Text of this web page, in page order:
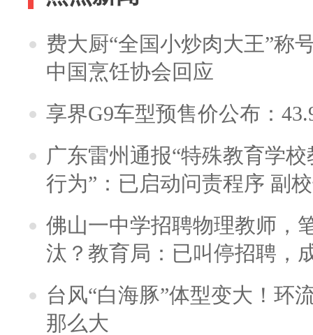
费大厨“全国小炒肉大王”称
中国烹饪协会回应
享界G9车型预售价公布：
广东雷州通报“特殊教育学
行为”：已启动问责程序 副
佛山一中学招聘物理教师，
汰？教育局：已叫停招聘，
台风“白海豚”体型变大！环
那么大